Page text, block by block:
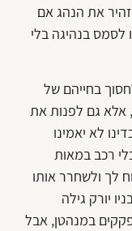
את הנהג אם
לסמס בנהיגה בלי
בחייהם של
בשנה, אלא גם לפנות את
לא יאמינו
רכב במאות
לך ולשחרר אותו
יורק גילה
במנהטן, אבל